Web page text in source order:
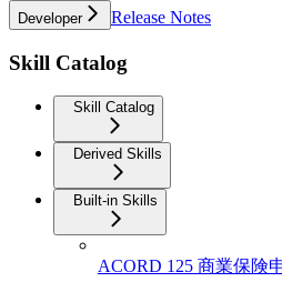
Developer Release Notes
Skill Catalog
Skill Catalog
Derived Skills
Built-in Skills
ACORD 125 商業保険